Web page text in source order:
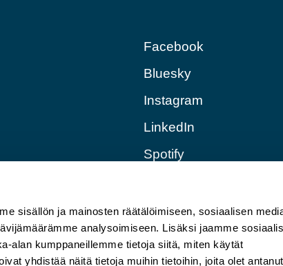
sisällön ja mainosten räätälöimiseen, sosiaalisen
analysoimiseen. Lisäksi jaamme
alan kumppaneillemme tietoja siitä, miten käytät
yhdistää näitä tietoja muihin tietoihin, joita olet antanut
Facebook
Bluesky
Instagram
LinkedIn
Spotify
RSS